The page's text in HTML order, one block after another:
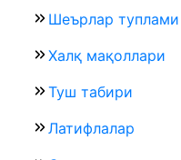
Шеърлар туплами
Халқ мақоллари
Туш табири
Латифлалар